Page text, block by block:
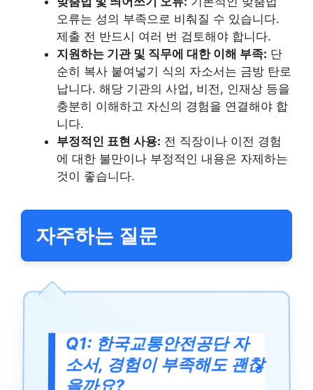
오류는 성의 부족으로 비춰질 수 있습니다.
제출 전 반드시 여러 번 검토해야 합니다.
지원하는 기관 및 직무에 대한 이해 부족: 단
순히 복사 붙여넣기 식의 자소서는 금방 탄로
납니다. 해당 기관의 사업, 비전, 인재상 등을
충분히 이해하고 자신의 경험을 연결해야 합
니다.
부정적인 표현 사용: 전 직장이나 이전 경험
에 대한 불만이나 부정적인 내용은 자제하는
것이 좋습니다.
자주하는 질문
Q1: 한국교통안전공단 자
소서, 경험이 부족해도 괜찮
을까요?